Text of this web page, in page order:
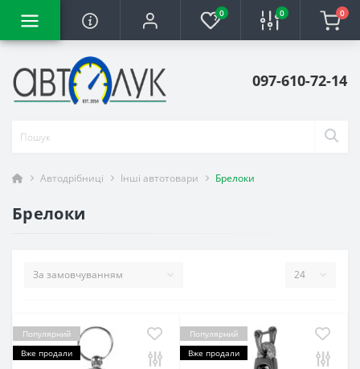
0 0 0
097-610-72-14
Автодрібниці Інші автотовари Брелоки
Брелоки
Популярний
Вже продали
Популярний
Вже продали